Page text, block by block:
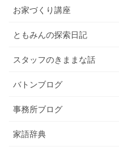
お家づくり講座
ともみんの探索日記
スタッフのきままな話
バトンブログ
事務所ブログ
家語辞典